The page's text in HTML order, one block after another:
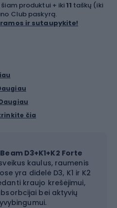
produktui + iki11 taškų (iki
Club paskyrą.
ir sutaupykite!
čia
D3+K1+K2 Forte
kaulus, raumenis
yra didelė D3, K1 ir K2
kraujo krešėjimui,
bei aktyvių